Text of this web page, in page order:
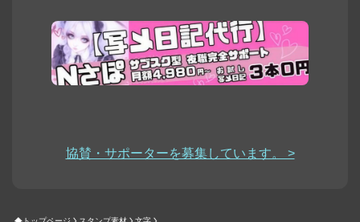
協賛・サポーターを募集しています。 >